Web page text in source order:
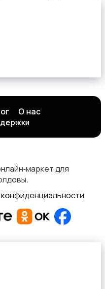
О нас
для